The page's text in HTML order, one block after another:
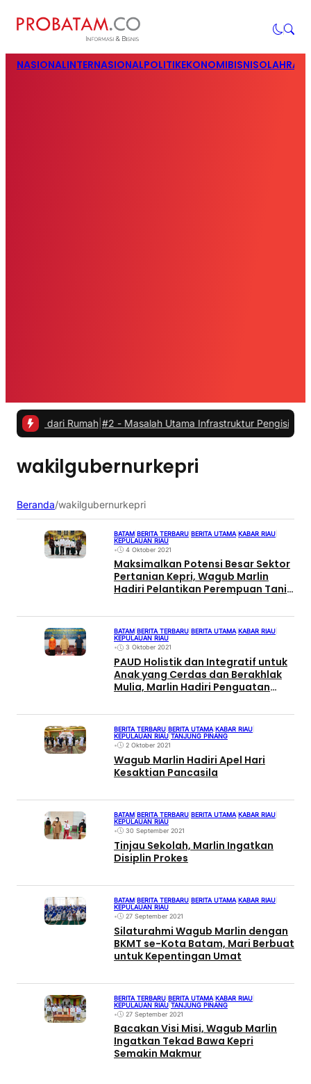
NASIONALINTERNASIONALPOLITIKEKONOMIBISNIS
Rumah|#2 -Masalah Utama Infrastruktur Pengisian Daya
wakilgubernurkepri
Beranda/wakilgubernurkepri
BATAM BERITA TERBARU BERITA UTAMA KABAR RIAU
KEPULAUAN RIAU
•
4 Oktober 2021
Maksimalkan Potensi Besar Sektor
Pertanian Kepri, Wagub Marlin
Hadiri Pelantikan Perempuan Tani
BATAM BERITA TERBARU BERITA UTAMA| KABAR RIAU
KEPULAUAN RIAU
•
3 Oktober 2021
PAUD Holistik dan Integratif untuk
Anak yang Cerdas dan Berakhlak
Mulia, Marlin Hadiri Penguatan
BERITA TERBARU BERITA UTAMA|KABAR RIAU
KEPULAUAN RIAU TANJUNG PINANG
•
2 Oktober 2021
Wagub Marlin Hadiri Apel Hari
Kesaktian Pancasila
BATAM BERITA TERBARU BERITA UTAMA KABAR RIAU
KEPULAUAN RIAU
•
30 September 2021
Tinjau Sekolah, Marlin Ingatkan
Disiplin Prokes
BATAM BERITA TERBARU BERITA UTAMA KABAR RIAU
KEPULAUAN RIAU
•
27 September 2021
Silaturahmi Wagub Marlin dengan
BKMT se-Kota Batam, Mari Berbuat
untuk Kepentingan Umat
BERITA TERBARU BERITA UTAMA KABAR RIAU
KEPULAUAN RIAU TANJUNG PINANG
•
27 September 2021
Bacakan Visi Misi, Wagub Marlin
Ingatkan Tekad Bawa Kepri
Semakin Makmur